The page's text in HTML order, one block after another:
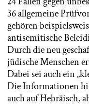
36 allgemeine
gehören
antisemitische
Durch die neu
jüdische Menschen
Dabei sei auch ein
Die Informationen
auch auf Hebräisch,